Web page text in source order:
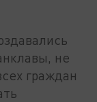
не
граждан